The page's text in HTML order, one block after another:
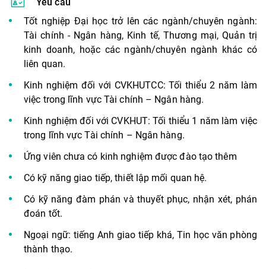
Tốt nghiệp Đại học trở lên các ngành/chuyên ngành:
Tài chính - Ngân hàng, Kinh tế, Thương mại, Quản trị
kinh doanh, hoặc các ngành/chuyên ngành khác có
liên quan.
Kinh nghiệm đối với CVKHUTCC: Tối thiểu 2 năm làm
việc trong lĩnh vực Tài chính – Ngân hàng.
Kinh nghiệm đối với CVKHUT: Tối thiểu 1 năm làm việc
trong lĩnh vực Tài chính – Ngân hàng.
Ứng viên chưa có kinh nghiệm được đào tạo thêm
Có kỹ năng giao tiếp, thiết lập mối quan hệ.
Có kỹ năng đàm phán và thuyết phục, nhận xét, phán
đoán tốt.
Ngoại ngữ: tiếng Anh giao tiếp khá, Tin học văn phòng
thành thạo.